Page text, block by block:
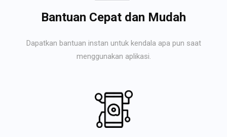
Bantuan Cepat dan Mudah
Dapatkan bantuan instan untuk kendala apa pun saat
menggunakan aplikasi.